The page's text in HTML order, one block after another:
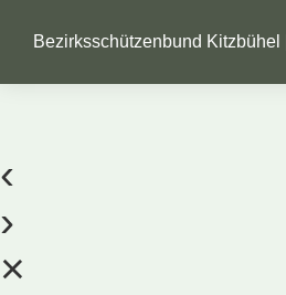
Bezirksschützenbund Kitzbühel |
‹
›
×